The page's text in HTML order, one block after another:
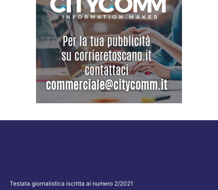
Testata giornalistica iscritta al numero 2/2021